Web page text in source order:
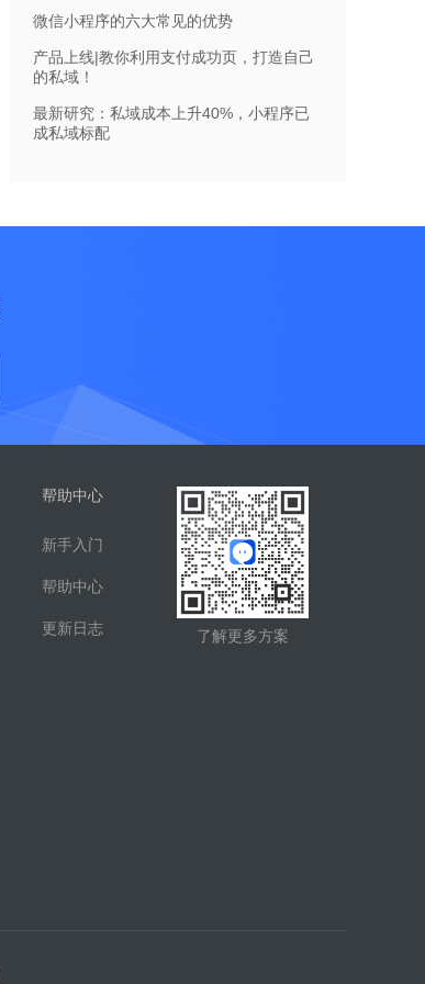
微信小程序的六大常见的优势
产品上线|教你利用支付成功页，打造自己
的私域！
最新研究：私域成本上升40%，小程序已
成私域标配
帮助中心
新手入门
帮助中心
更新日志 了解更多方案